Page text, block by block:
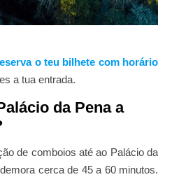
o teu bilhete com horário
a tua entrada.
da Pena a
de comboios até ao Palácio da
cerca de 45 a 60 minutos.